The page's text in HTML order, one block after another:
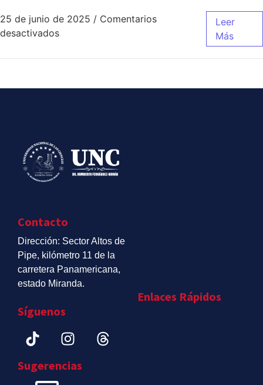
25 de junio de 2025 / Comentarios
desactivados
Leer
Más
Contacto
Dirección: Sector Altos de
Pipe, kilómetro 11 de la
carretera Panamericana,
estado Miranda.
Síguenos
Sugerencias
Enlaces Rápidos